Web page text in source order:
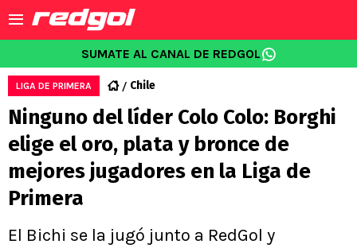
SUMATE AL CANAL DE REDGOL
LIGA DE PRIMERA Chile
Ninguno del líder Colo Colo: Borghi
elige el oro, plata y bronce de
mejores jugadores en la Liga de
Primera
El Bichi se la jugó junto a RedGol y